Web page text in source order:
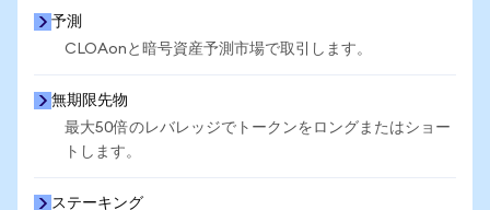
予測
CLOAonと暗号資産予測市場で取引します。
無期限先物
最大50倍のレバレッジでトークンをロングまたはショー
トします。
ステーキング